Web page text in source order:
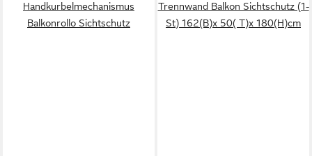
Handkurbelmechanismus
Balkonrollo Sichtschutz
Trennwand Balkon Sichtschutz (1-
St) 162(B)x 50( T)x 180(H)cm